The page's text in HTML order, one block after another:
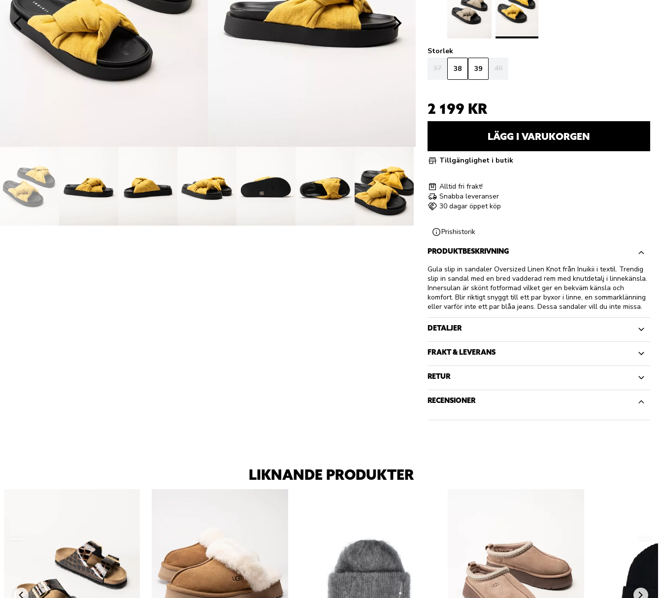
Storlek
37
38 39 40
2 199 KR
LÄGG I VARUKORGEN
Tillgänglighet i butik
Alltid fri frakt!
Snabba leveranser
30 dagar öppet köp
Prishistorik
PRODUKTBESKRIVNING
Gula slip in sandaler Oversized Linen Knot från Inuikii i textil. Trendig
slip in sandal med en bred vadderad rem med knutdetalj i linnekänsla.
Innersulan är skönt fotformad vilket ger en bekväm känsla och
komfort. Blir riktigt snyggt till ett par byxor i linne, en sommarklänning
eller varför inte ett par blåa jeans. Dessa sandaler vill du inte missa.
DETALJER
FRAKT & LEVERANS
RETUR
RECENSIONER
LIKNANDE PRODUKTER